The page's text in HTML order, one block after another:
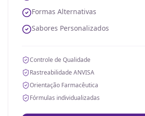
Formas Alternativas
Sabores Personalizados
Controle de Qualidade
Rastreabilidade ANVISA
Orientação Farmacêutica
Fórmulas individualizadas